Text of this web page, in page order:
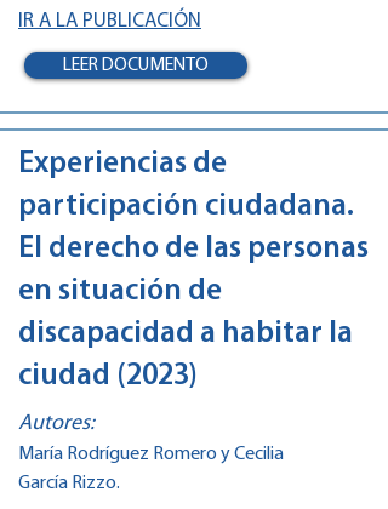
IR A LA PUBLICACIÓN
LEER DOCUMENTO
Experiencias de
participación ciudadana.
El derecho de las personas
en situación de
discapacidad a habitar la
ciudad (2023)
Autores:
María Rodríguez Romero y Cecilia
García Rizzo.